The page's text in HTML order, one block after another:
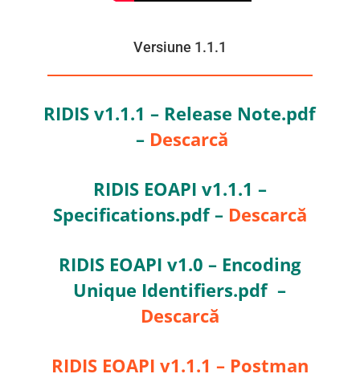
Versiune 1.1.1
RIDIS v1.1.1 – Release Note.pdf
– Descarcă
RIDIS EOAPI v1.1.1 –
Specifications.pdf – Descarcă
RIDIS EOAPI v1.0 – Encoding
Unique Identifiers.pdf –
Descarcă
RIDIS EOAPI v1.1.1 – Postman